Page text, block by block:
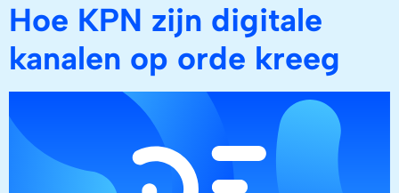
Hoe KPN zijn digitale
kanalen op orde kreeg